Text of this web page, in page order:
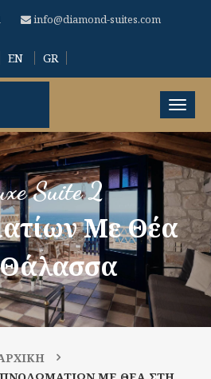
info@diamond-suites.com
EN GR
Suite 2
Με Θέα